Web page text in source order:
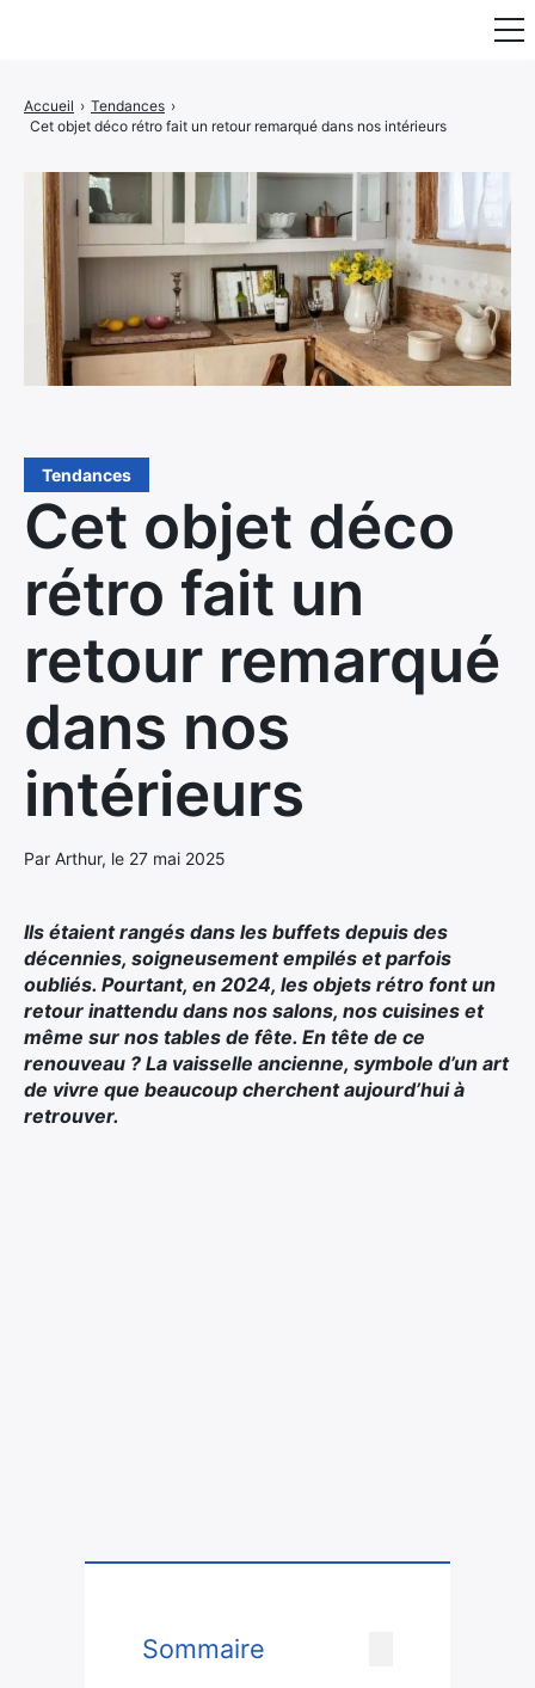
Accueil › Tendances ›
Cet objet déco rétro fait un retour remarqué dans nos intérieurs
Tendances
Cet objet déco
rétro fait un
retour remarqué
dans nos
intérieurs
Par Arthur, le 27 mai 2025
Ils étaient rangés dans les buffets depuis des
décennies, soigneusement empilés et parfois
oubliés. Pourtant, en 2024, les objets rétro font un
retour inattendu dans nos salons, nos cuisines et
même sur nos tables de fête. En tête de ce
renouveau ? La vaisselle ancienne, symbole d’un art
de vivre que beaucoup cherchent aujourd’hui à
retrouver.
Sommaire
Mobilier & Rangement
Luminaire
Maison
Art & Décoration
Portraits